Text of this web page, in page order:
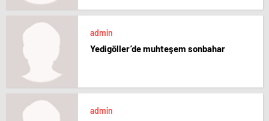
admin
Yedigöller’de muhteşem sonbahar
admin